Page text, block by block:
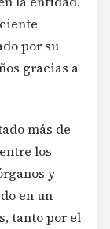
por su
gracias a
más de
los
y
en un
tanto por el